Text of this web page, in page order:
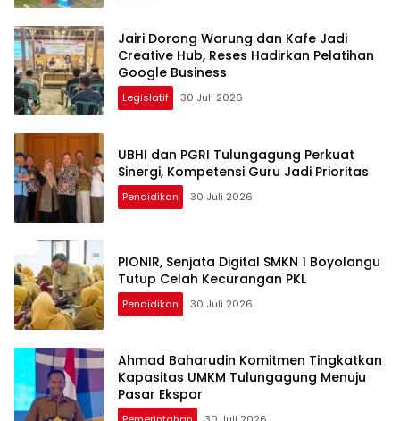
Jairi Dorong Warung dan Kafe Jadi
Creative Hub, Reses Hadirkan Pelatihan
Google Business
Legislatif 30 Juli 2026
UBHI dan PGRI Tulungagung Perkuat
Sinergi, Kompetensi Guru Jadi Prioritas
Pendidikan 30 Juli 2026
PIONIR, Senjata Digital SMKN 1 Boyolangu
Tutup Celah Kecurangan PKL
Pendidikan 30 Juli 2026
Ahmad Baharudin Komitmen Tingkatkan
Kapasitas UMKM Tulungagung Menuju
Pasar Ekspor